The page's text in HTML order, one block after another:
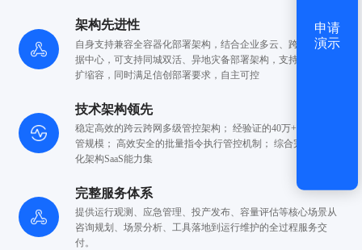
架构先进性
自身支持兼容全容器化部署架构，结合企业多云、跨网、跨数
据中心，可支持同城双活、异地灾备部署架构，支持在线横向
扩缩容，同时满足信创部署要求，自主可控
技术架构领先
稳定高效的跨云跨网多级管控架构； 经验证的40万+的节点
管规模； 高效安全的批量指令执行管控机制； 综合完善的一体
化架构SaaS能力集
完整服务体系
提供运行观测、应急管理、投产发布、容量评估等核心场景从
咨询规划、场景分析、工具落地到运行维护的全过程服务交
付。
申请
演示